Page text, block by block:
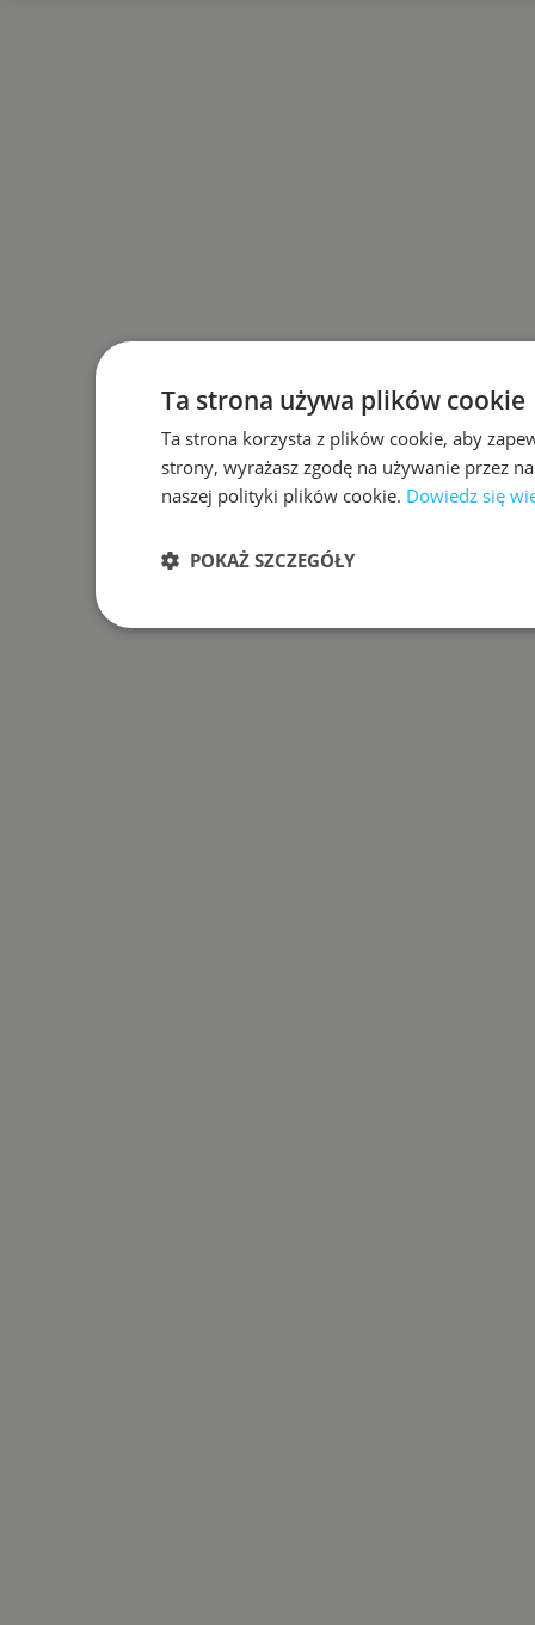
Ta strona używa plików cookie
Ta strona korzysta z plików cookie, aby
strony, wyrażasz zgodę na używanie przez
naszej polityki plików cookie. Dowiedz się
POKAŻ SZCZEGÓŁY